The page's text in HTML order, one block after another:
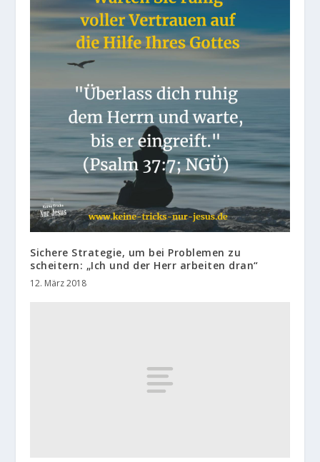
Sichere Strategie, um bei Problemen zu
scheitern: „Ich und der Herr arbeiten dran“
12. März 2018